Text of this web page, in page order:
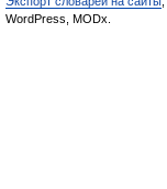
WordPress, MODx.